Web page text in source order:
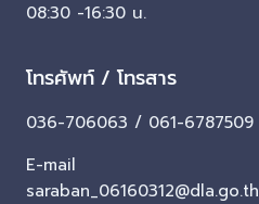
08:30 -16:30 น.
โทรศัพท์ / โทรสาร
036-706063 / 061-6787509
E-mail
saraban_06160312@dla.go.th